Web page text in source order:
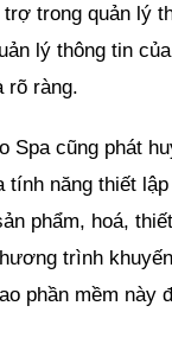
trợ trong quản lý
lý thông tin
rõ ràng.
Spa cũng phát
tính năng thiết
phẩm, hoá,
trình
phần mềm này